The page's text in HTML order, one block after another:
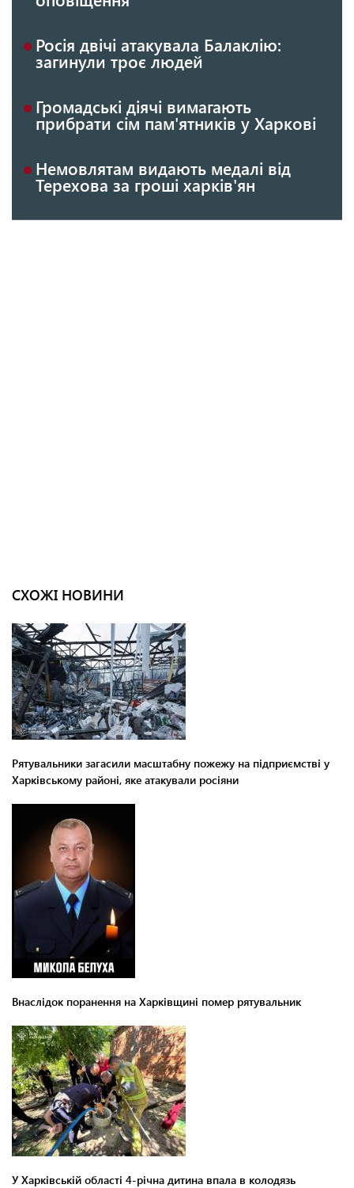
Росія двічі атакувала Балаклію:
загинули троє людей
Громадські діячі вимагають
прибрати сім пам'ятників у Харкові
Немовлятам видають медалі від
Терехова за гроші харків'ян
СХОЖІ НОВИНИ
Рятувальники загасили масштабну пожежу на підприємстві у
Харківському районі, яке атакували росіяни
Внаслідок поранення на Харківщині помер рятувальник
У Харківській області 4-річна дитина впала в колодязь